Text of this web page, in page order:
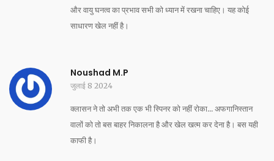
और वायु घनत्व का प्रभाव सभी को ध्यान में रखना चाहिए। यह कोई
साधारण खेल नहीं है।
Noushad M.P
जुलाई 8 2024
क्लासन ने तो अभी तक एक भी स्पिनर को नहीं रोका... अफगानिस्तान
वालों को तो बस बाहर निकालना है और खेल खत्म कर देना है। बस यही
काफी है।